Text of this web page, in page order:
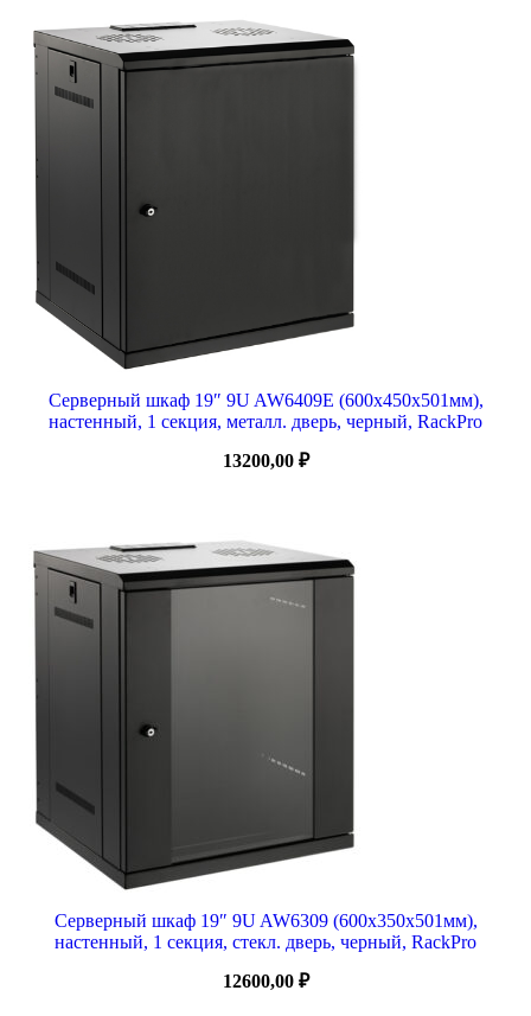
Серверный шкаф 19″ 9U AW6409E (600x450x501мм),
настенный, 1 секция, металл. дверь, черный, RackPro
13200,00 ₽
Серверный шкаф 19″ 9U AW6309 (600x350x501мм),
настенный, 1 секция, стекл. дверь, черный, RackPro
12600,00 ₽